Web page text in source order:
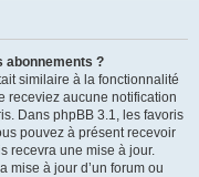
abonnements ?
similaire à la fonctionnalité
receviez aucune notification
Dans phpBB 3.1, les favoris
pouvez à présent recevoir
recevra une mise à jour.
mise à jour d’un forum ou